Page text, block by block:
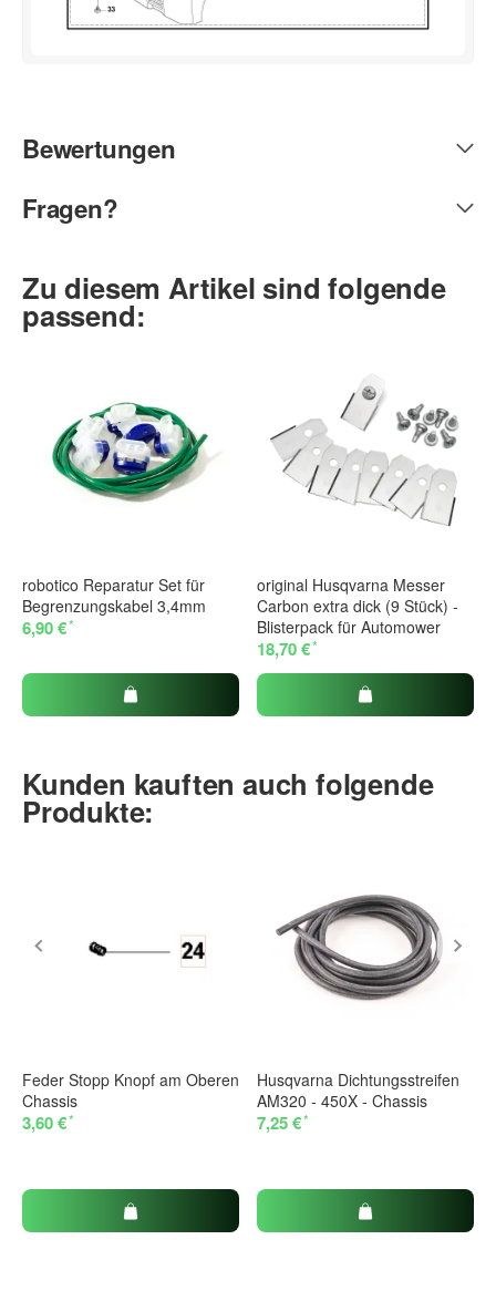
Bewertungen
Fragen?
Zu diesem Artikel sind folgende
passend:
robotico Reparatur Set für
Begrenzungskabel 3,4mm
6,90 €*
original Husqvarna Messer
Carbon extra dick (9 Stück) -
Blisterpack für Automower
18,70 €*
Kunden kauften auch folgende
Produkte:
Feder Stopp Knopf am Oberen
Chassis
3,60 €*
Husqvarna Dichtungsstreifen
AM320 - 450X - Chassis
7,25 €*